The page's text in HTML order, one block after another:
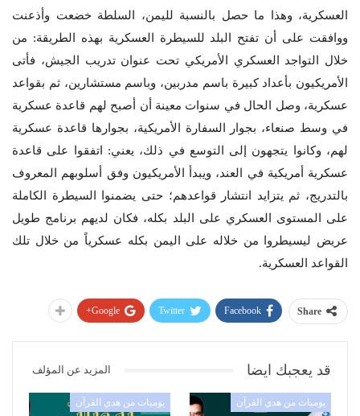
العسكرية، وهذا ما حصل بالنسبة لليمن، السلطة خضعت وأذعنت
ووافقت على أن تفتح البلد للسيطرة العسكرية بهذه الطريقة: من
خلال التواجد العسكري الأمريكي تحت عنوان تدريب الجيش، فأتى
الأمريكيون بأعداد كبيرة باسم مدربين، وباسم مستشارين، ثم بقواعد
عسكرية، وصل الحال في سنوات معينة أن أصبح لهم قاعدة عسكرية
في وسط صنعاء، بجوار السفارة الأمريكية، بجوارها قاعدة عسكرية
لهم، وكانوا يتجهون إلى التوسع في ذلك، يعني: اتفقوا على قاعدة
عسكرية أمريكية في العند، ويبدأ الأمريكيون وفق أسلوبهم المعروف
بالتدريج، ثم يتزايد انتشار قواعدهم؛ حتى يضمنوا السيطرة الكاملة
على المستوى العسكري على البلد بكله، فكان لديهم برنامج طويل
عريض ليسيطروا من خلاله على اليمن بكله عسكرياً من خلال تلك
القواعد العسكرية.
Share
Facebook
Twitter
Google+
قد يعجبك ايضا المزيد عن المؤلف
يوميات من هدي القرآن يوميات من هدي القرآن